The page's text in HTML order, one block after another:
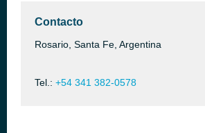
Contacto
Rosario, Santa Fe, Argentina
Tel.: +54 341 382-0578